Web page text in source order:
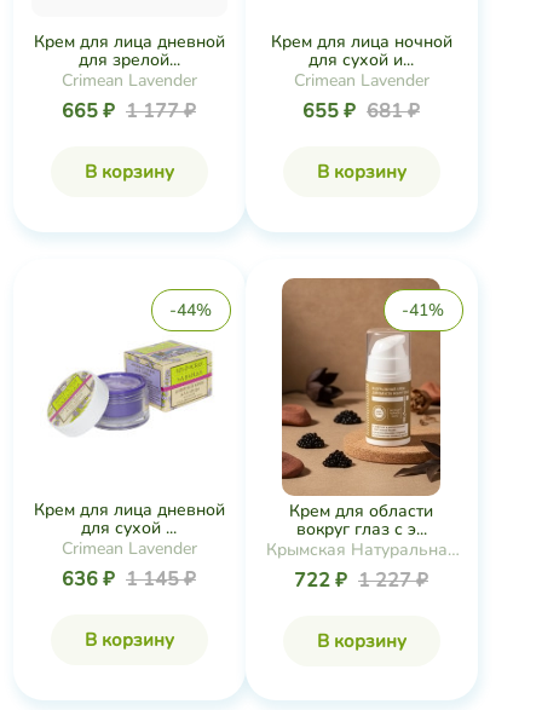
Крем для лица дневной
для зрелой...
Crimean Lavender
665 ₽ 1 177 ₽
В корзину
Крем для лица ночной
для сухой и...
Crimean Lavender
655 ₽ 681 ₽
В корзину
-44%
Крем для лица дневной
для сухой ...
Crimean Lavender
636 ₽ 1 145 ₽
В корзину
-41%
Крем для области
вокруг глаз с э...
Крымская Натуральная
Коллекция
722 ₽ 1 227 ₽
В корзину